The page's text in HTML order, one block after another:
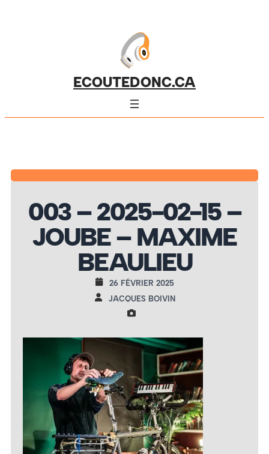
ECOUTEDONC.CA
003 – 2025-02-15 –
JOUBE – MAXIME
BEAULIEU
26 FÉVRIER 2025
JACQUES BOIVIN